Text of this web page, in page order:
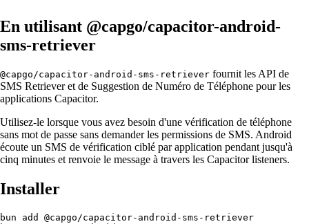
En utilisant @capgo/capacitor-android-
sms-retriever
@capgo/capacitor-android-sms-retriever fournit les API de
SMS Retriever et de Suggestion de Numéro de Téléphone pour les
applications Capacitor.
Utilisez-le lorsque vous avez besoin d'une vérification de téléphone
sans mot de passe sans demander les permissions de SMS. Android
écoute un SMS de vérification ciblé par application pendant jusqu'à
cinq minutes et renvoie le message à travers les Capacitor listeners.
Installer
bun add @capgo/capacitor-android-sms-retriever